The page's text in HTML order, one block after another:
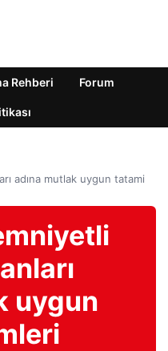
Rehberi Forum
adına mutlak uygun tatami
uygun